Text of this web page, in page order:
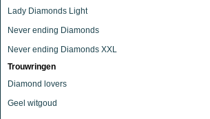
Lady Diamonds Light
Never ending Diamonds
Never ending Diamonds XXL
Trouwringen
Diamond lovers
Geel witgoud